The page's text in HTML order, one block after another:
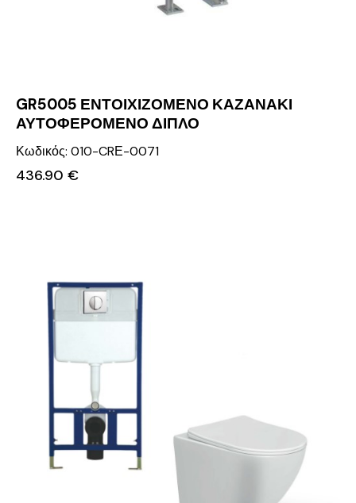
GR5005 ΕΝΤΟΙΧΙΖΟΜΕΝΟ ΚΑΖΑΝΑΚΙ
ΑΥΤΟΦΕΡΟΜΕΝΟ ΔΙΠΛΟ
Κωδικός: 010-CRΕ-0071
436.90 €